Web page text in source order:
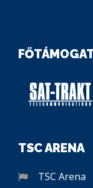
TSC ARENA
TSC Arena